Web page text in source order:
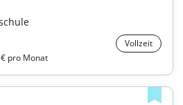
Vollzeit
pro Monat